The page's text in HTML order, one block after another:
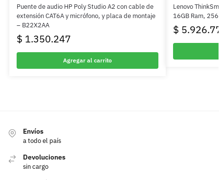
Puente de audio HP Poly Studio A2 con cable de
extensión CAT6A y micrófono, y placa de montaje
– B22X2AA
$ 1.350.247
Agregar al carrito
Lenovo
16GB Ram,
$
Envíos
a todo el país
Devoluciones
sin cargo